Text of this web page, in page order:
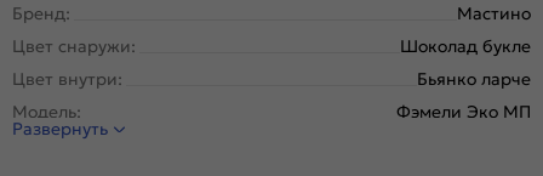
Бренд:
Мастино
Цвет снаружи:
Шоколад букле
Цвет внутри:
Бьянко ларче
Модель:
Фэмели Эко МП
Открывание:
Развернуть